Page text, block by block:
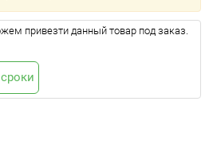
привезти данный товар под заказ.